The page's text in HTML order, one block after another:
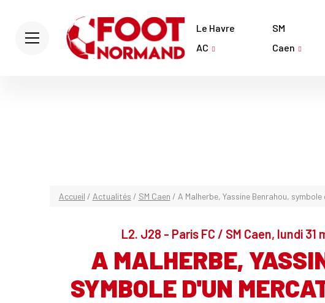
Le Havre
AC
SM
Caen
Accueil / Actualités / SM Caen / A Malherbe, Yassine Benrahou,
L2. J28 - Paris FC / SM Caen, lundi 31
A MALHERBE,
SYMBOLE D'UN